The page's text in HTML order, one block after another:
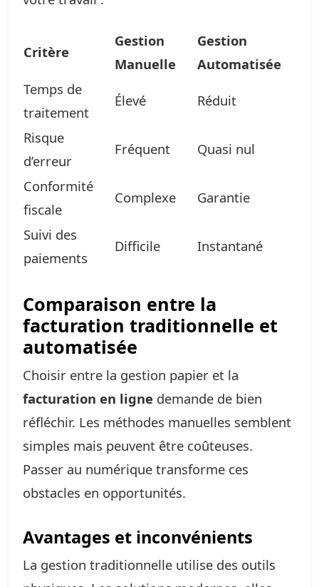
Critère
Gestion
Manuelle
Gestion
Automatisée
Temps de
traitement
Élevé Réduit
Risque
d’erreur
Fréquent Quasi nul
Conformité
fiscale
Complexe Garantie
Suivi des
paiements
Difficile Instantané
Comparaison entre la
facturation traditionnelle et
automatisée
Choisir entre la gestion papier et la
facturation en ligne demande de bien
réfléchir. Les méthodes manuelles semblent
simples mais peuvent être coûteuses.
Passer au numérique transforme ces
obstacles en opportunités.
Avantages et inconvénients
La gestion traditionnelle utilise des outils